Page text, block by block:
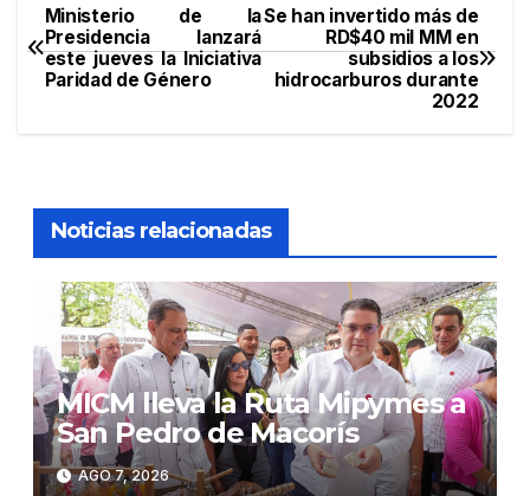
Navegación
de
Se han invertido más de
RD$40 mil MM en
subsidios a los
hidrocarburos durante
2022
Ministerio de la
Presidencia lanzará
este jueves la Iniciativa
Paridad de Género
Noticias relacionadas
MICM lleva la Ruta Mipymes a
San Pedro de Macorís
AGO 7, 2026